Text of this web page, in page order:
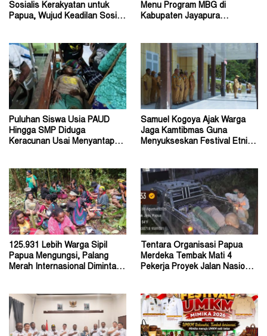
Sosialis Kerakyatan untuk
Papua, Wujud Keadilan Sosial
Menu Program MBG di
Kabupaten Jayapura
Puluhan Siswa Usia PAUD
Hingga SMP Diduga
Keracunan Usai Menyantap
Samuel Kogoya Ajak Warga
Jaga Kamtibmas Guna
Menyukseskan Festival Etnik
125.931 Lebih Warga Sipil
Papua Mengungsi, Palang
Merah Internasional Diminta
Tentara Organisasi Papua
Merdeka Tembak Mati 4
Pekerja Proyek Jalan Nasional